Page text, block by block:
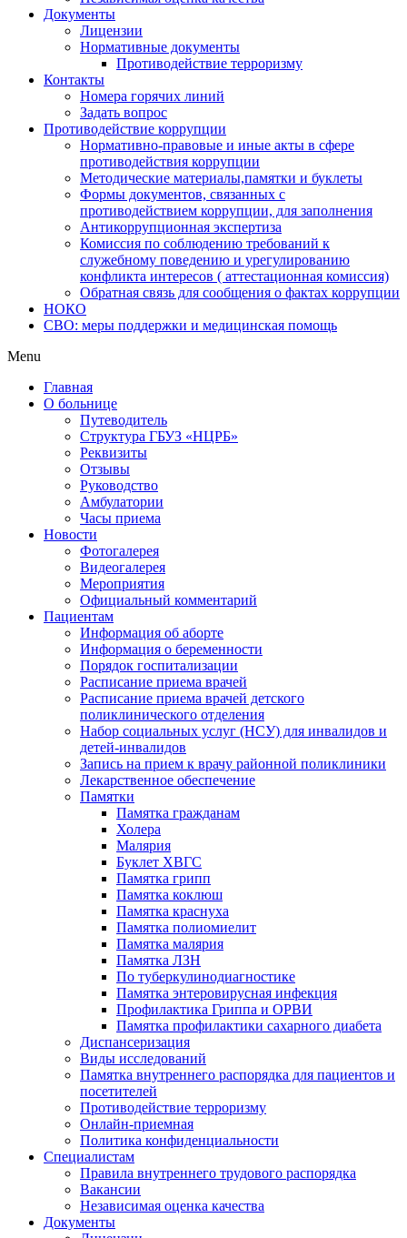
Документы
Лицензии
Нормативные документы
Противодействие терроризму
Контакты
Номера горячих линий
Задать вопрос
Противодействие коррупции
Нормативно-правовые и иные акты в сфере
противодействия коррупции
Методические материалы,памятки и буклеты
Формы документов, связанных с
противодействием коррупции, для заполнения
Антикоррупционная экспертиза
Комиссия по соблюдению требований к
служебному поведению и урегулированию
конфликта интересов ( аттестационная комиссия)
Обратная связь для сообщения о фактах коррупции
НОКО
СВО: меры поддержки и медицинская помощь
Menu
Главная
О больнице
Путеводитель
Структура ГБУЗ «НЦРБ»
Реквизиты
Отзывы
Руководство
Амбулатории
Часы приема
Новости
Фотогалерея
Видеогалерея
Мероприятия
Официальный комментарий
Пациентам
Информация об аборте
Информация о беременности
Порядок госпитализации
Расписание приема врачей
Расписание приема врачей детского
поликлинического отделения
Набор социальных услуг (НСУ) для инвалидов и
детей-инвалидов
Запись на прием к врачу районной поликлиники
Лекарственное обеспечение
Памятки
Памятка гражданам
Холера
Малярия
Буклет ХВГС
Памятка грипп
Памятка коклюш
Памятка краснуха
Памятка полиомиелит
Памятка малярия
Памятка ЛЗН
По туберкулинодиагностике
Памятка энтеровирусная инфекция
Профилактика Гриппа и ОРВИ
Памятка профилактики сахарного диабета
Диспансеризация
Виды исследований
Памятка внутреннего распорядка для пациентов и
посетителей
Противодействие терроризму
Онлайн-приемная
Политика конфиденциальности
Cпециалистам
Правила внутреннего трудового распорядка
Вакансии
Независимая оценка качества
Документы